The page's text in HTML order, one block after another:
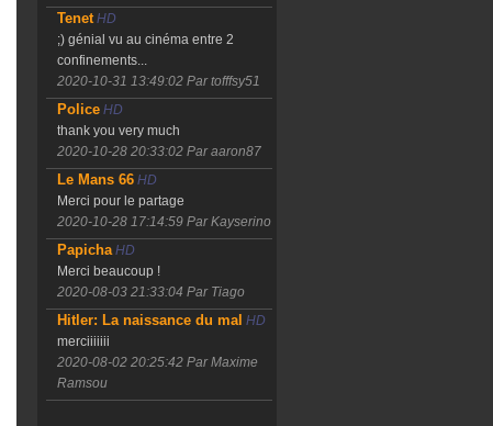
TenetHD
;) génial vu au cinéma entre 2
confinements...
2020-10-31 13:49:02 Par tofffsy51
PoliceHD
thank you very much
2020-10-28 20:33:02 Par aaron87
Le Mans 66HD
Merci pour le partage
2020-10-28 17:14:59 Par Kayserino
PapichaHD
Merci beaucoup !
2020-08-03 21:33:04 Par Tiago
Hitler: La naissance du mal HD
merciiiiiii
2020-08-02 20:25:42 Par Maxime
Ramsou